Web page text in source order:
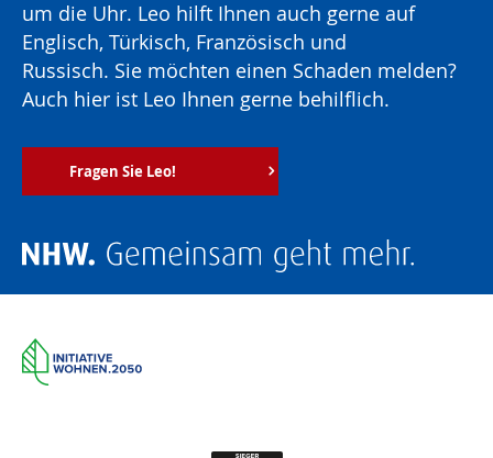
um die Uhr. Leo hilft Ihnen auch gerne auf
Englisch, Türkisch, Französisch und
Russisch. Sie möchten einen Schaden melden?
Auch hier ist Leo Ihnen gerne behilflich.
Fragen Sie Leo!